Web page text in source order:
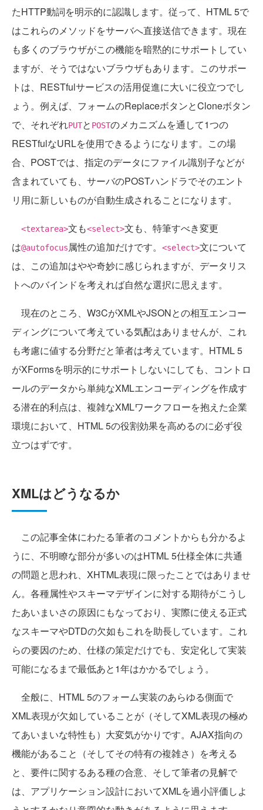
たHTTP動詞を明示的に認識します。従って、HTML 5で
はこれらのメソッドをサーバへ直接送信できます。現在
も多くのブラウザがこの機能を暗黙的にサポートしてい
ますが、そうではないブラウザもあります。このサポー
トは、RESTfulサービスの活用促進に大いに役立つでし
ょう。例えば、フォームのReplaceボタンとCloneボタン
で、それぞれPUTと POSTのメカニズムを通して1つの
RESTfulなURLを使用できるようになります。この場
合、POSTでは、指定のデータにファイル識別子などが
含まれていても、サーバのPOSTハンドラでそのエント
リ用に新しいものが自動生成されることになります。
<textarea>文も<select>文も、特筆すべき変更
は@autofocus属性の追加だけです。 <select>文について
は、この追加はやや奇妙に感じられますが、データリス
トへのバインドを考えれば自然な選択に思えます。
現在のところ、W3CがXMLやJSONとの相互エンコー
ディングについて考えている気配はありませんが、これ
も考慮に値する分野だと筆者は考えています。HTML 5
がXFormsを明示的にサポートしないにしても、コントロ
ールのデータから単純なXMLエンコーディングを作成す
る潜在的利点は、複雑なXMLワークフローを抱えた企業
環境において、HTML 5の役割効果を高めるのに必ず役
立つはずです。
XMLはどうなるか
この記事全体にわたる筆者のコメントからも分かるよ
うに、不明瞭な部分が多いのはHTML 5仕様全体に共通
の問題と思われ、XHTML表現に限ったことではありませ
ん。各種属性やスキーマデザインに対する期待がこうし
たあいまいさの原因にもなっており、実際に使える正式
なスキーマやDTDの欠如もこれを助長しています。これ
らの要因のため、仕様の策定だけでも、安定化して実装
可能になるまで最低あと1年はかかるでしょう。
全般に、HTML 5のフォーム実装のあらゆる側面で
XML表現が欠如していることが（そしてXML表現の極め
てあいまいな特性も）大変気がかりです。AJAX指向の
機能があること（そしてその特有の複雑さ）を考える
と、要件に関するある種の合意、そして筆者の見解で
は、アプリケーション設計においてXMLを過小評価しよ